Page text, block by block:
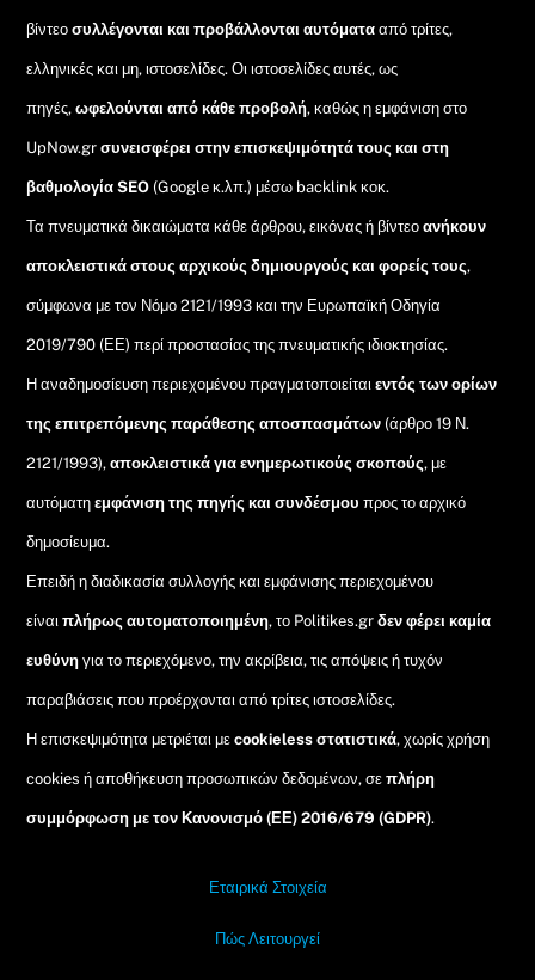
βίντεοσυλλέγονται και προβάλλονται αυτόματααπό τρίτες,
ελληνικές και μη, ιστοσελίδες. Οι ιστοσελίδες αυτές, ως
πηγές,ωφελούνται από κάθε προβολή, καθώς η εμφάνιση στο
UpNow.gr συνεισφέρει στην επισκεψιμότητά τους και στη
βαθμολογία SEO (Google κ.λπ.) μέσω backlink κοκ.
Τα πνευματικά δικαιώματα κάθε άρθρου, εικόνας ή βίντεοανήκουν
αποκλειστικά στους αρχικούς δημιουργούς και φορείς τους,
σύμφωνα με τον Νόμο 2121/1993 και την Ευρωπαϊκή Οδηγία
2019/790 (ΕΕ) περί προστασίας της πνευματικής ιδιοκτησίας.
Η αναδημοσίευση περιεχομένου πραγματοποιείταιεντός των ορίων
της επιτρεπόμενης παράθεσης αποσπασμάτων (άρθρο 19 Ν.
2121/1993), αποκλειστικά για ενημερωτικούς σκοπούς, με
αυτόματηεμφάνιση της πηγής και συνδέσμου προς το αρχικό
δημοσίευμα.
Επειδή η διαδικασία συλλογής και εμφάνισης περιεχομένου
είναιπλήρως αυτοματοποιημένη, το Politikes.grδεν φέρει καμία
ευθύνη για το περιεχόμενο, την ακρίβεια, τις απόψεις ή τυχόν
παραβιάσεις που προέρχονται από τρίτες ιστοσελίδες.
Η επισκεψιμότητα μετριέται μεcookieless στατιστικά, χωρίς χρήση
cookies ή αποθήκευση προσωπικών δεδομένων, σεπλήρη
συμμόρφωση με τον Κανονισμό (ΕΕ) 2016/679 (GDPR).
Εταιρικά Στοιχεία
Πώς Λειτουργεί